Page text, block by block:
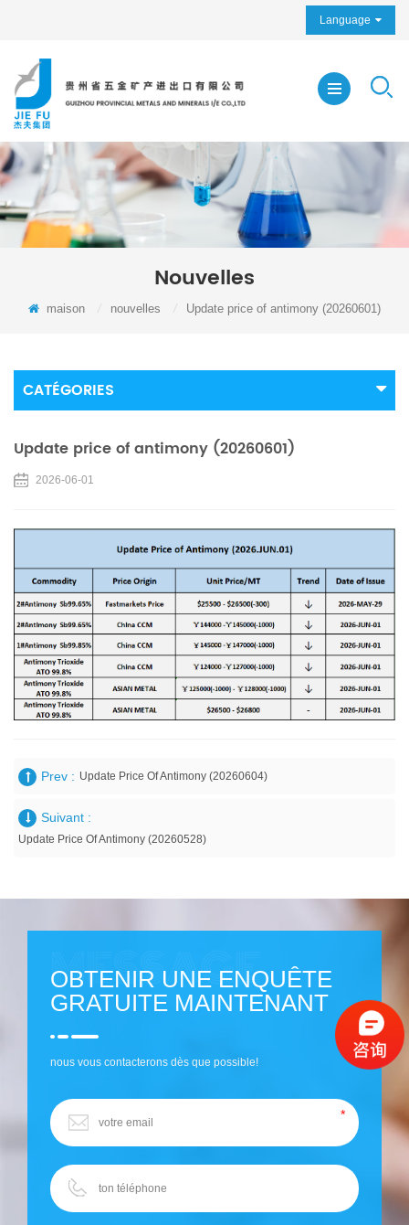
Language
Nouvelles
maison nouvelles Update price of antimony (20260601)
CATÉGORIES
Update price of antimony (20260601)
2026-06-01
Prev : Update Price Of Antimony (20260604)
Suivant :
Update Price Of Antimony (20260528)
OBTENIR UNE ENQUÊTE
GRATUITE MAINTENANT
nous vous contacterons dès que possible!